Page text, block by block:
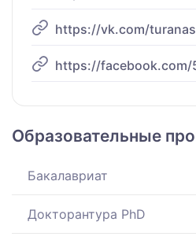
https://vk.com/
https://facebook.com/
Образовательные
Бакалавриат
Докторантура PhD